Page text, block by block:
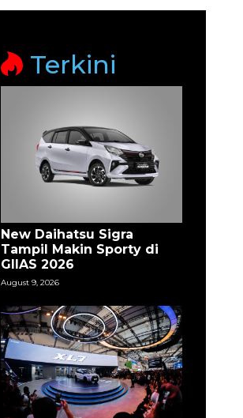
Terkini
New Daihatsu Sigra
Tampil Makin Sporty di
GIIAS 2026
August 9, 2026